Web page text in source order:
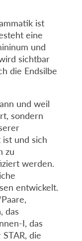
ist
eine
und
sichtbar
die Endsilbe
und weil
sondern
und sich
zu
werden.
entwickelt.
das
I, das
die